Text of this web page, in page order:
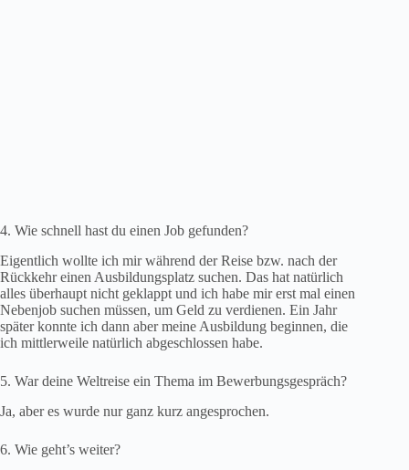
4. Wie schnell hast du einen Job gefunden?
Eigentlich wollte ich mir während der Reise bzw. nach der
Rückkehr einen Ausbildungsplatz suchen. Das hat natürlich
alles überhaupt nicht geklappt und ich habe mir erst mal einen
Nebenjob suchen müssen, um Geld zu verdienen. Ein Jahr
später konnte ich dann aber meine Ausbildung beginnen, die
ich mittlerweile natürlich abgeschlossen habe.
5. War deine Weltreise ein Thema im Bewerbungsgespräch?
Ja, aber es wurde nur ganz kurz angesprochen.
6. Wie geht’s weiter?